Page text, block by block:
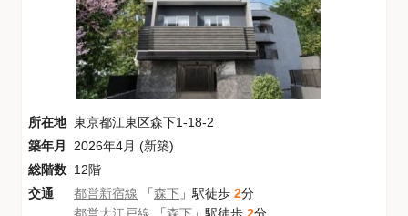
所在地 東京都江東区森下1-18-2
築年月
2026年4月 (新築)
総階数 12階
交通
都営新宿線 「森下 」駅徒歩 2分
都営大江戸線 「森下 」駅徒歩 2分